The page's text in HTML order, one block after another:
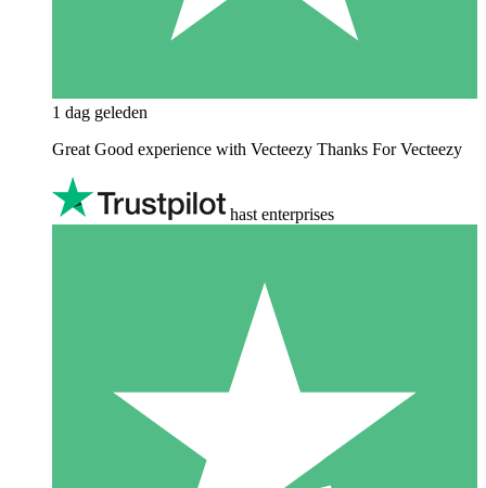
1 dag geleden
Great Good experience with Vecteezy Thanks For Vecteezy
hast enterprises